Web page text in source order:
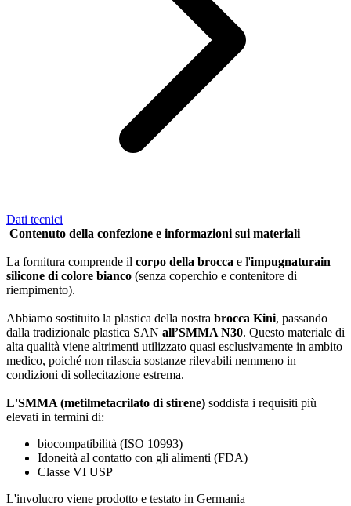
Dati tecnici
Contenuto della confezione e informazioni sui materiali
La fornitura comprende il corpo della brocca e l'impugnaturain
silicone di colore bianco (senza coperchio e contenitore di
riempimento).
Abbiamo sostituito la plastica della nostra brocca Kini, passando
dalla tradizionale plastica SAN all’SMMA N30. Questo materiale di
alta qualità viene altrimenti utilizzato quasi esclusivamente in ambito
medico, poiché non rilascia sostanze rilevabili nemmeno in
condizioni di sollecitazione estrema.
L'SMMA (metilmetacrilato di stirene) soddisfa i requisiti più
elevati in termini di:
biocompatibilità (ISO 10993)
Idoneità al contatto con gli alimenti (FDA)
Classe VI USP
L'involucro viene prodotto e testato in Germania